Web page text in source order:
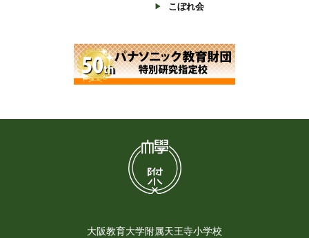
こぼれ会
大阪教育大学附属天王寺小学校